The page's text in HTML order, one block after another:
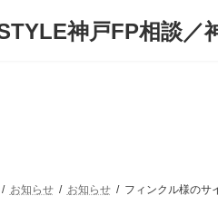
神戸FP相談／
お知らせ お知らせ フィンクル様のサ